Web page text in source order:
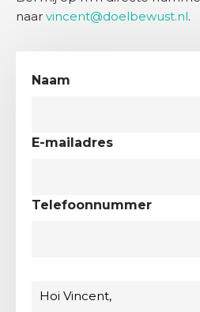
naar vincent@doelbewust.nl.
Naam
E-mailadres
Telefoonnummer